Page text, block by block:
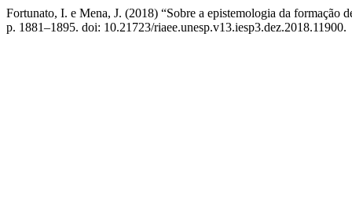
Fortunato, I. e Mena, J. (2018) “Sobre a epistemologia da formação
p. 1881–1895. doi: 10.21723/riaee.unesp.v13.iesp3.dez.2018.11900.